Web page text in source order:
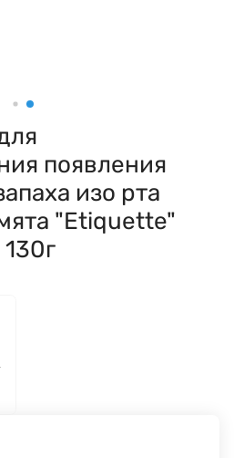
появления
изо рта
"Etiquette"